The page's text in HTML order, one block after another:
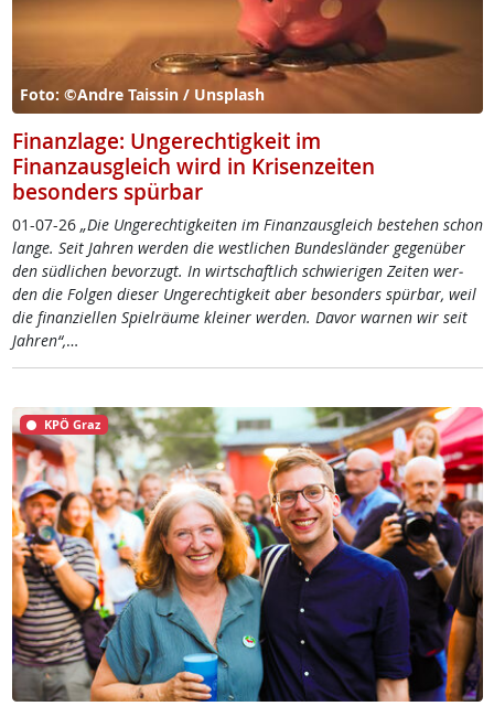
Foto: ©Andre Taissin / Unsplash
Finanzlage: Ungerechtigkeit im
Finanzausgleich wird in Krisenzeiten
besonders spürbar
01-07-26 „Die Un­ge­rech­tig­kei­ten im Fi­nanz­aus­g­leich be­ste­hen schon
lan­ge. Seit Jah­ren wer­den die west­li­chen Bun­des­län­der ge­gen­über
den süd­li­chen be­vor­zugt. In wirt­schaft­lich schwie­ri­gen Zei­ten wer­
den die Fol­gen die­ser Un­ge­rech­tig­keit aber be­son­ders spür­bar, weil
die fi­nan­zi­el­len Spiel­räu­me klei­ner wer­den. Da­vor war­nen wir seit
Jah­ren“,…
KPÖ Graz